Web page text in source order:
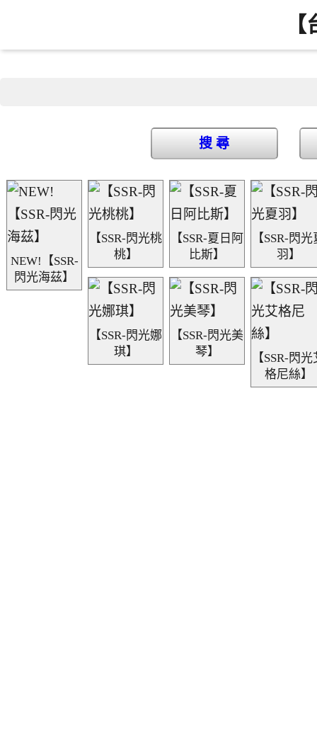
搜 尋
NEW!【SSR-
閃光海茲】
【SSR-閃光桃
桃】
【SSR-夏日阿
比斯】
【SSR-閃光
羽】
【SSR-閃光娜
琪】
【SSR-閃光美
琴】
【SSR-閃光
格尼絲】